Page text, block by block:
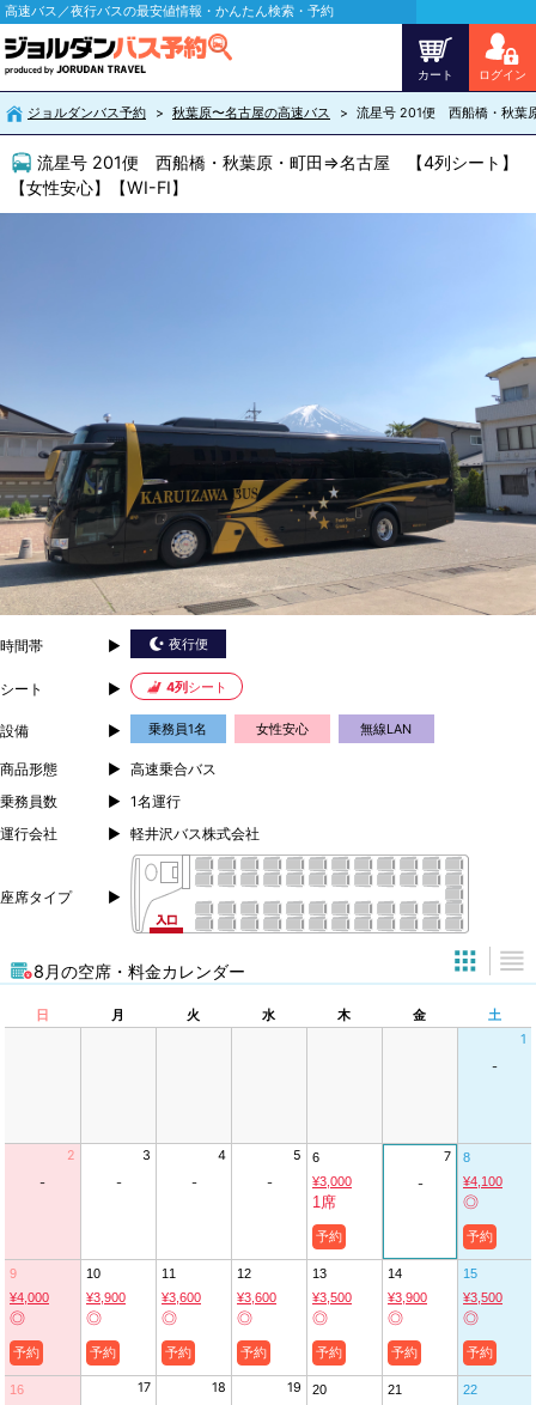
高速バス／夜行バスの最安値情報・かんたん検索・予約
カート ログイン
ジョルダンバス予約 秋葉原〜名古屋の高速バス 流星号 201便 西船橋・秋葉
流星号 201便 西船橋・秋葉原・町田⇒名古屋 【4列シート】
【女性安心】【WI-FI】
時間帯 夜行便
シート 4列 シート
設備 乗務員1名 女性安心 無線LAN
商品形態
高速乗合バス
乗務員数
1名運行
運行会社
軽井沢バス株式会社
座席タイプ
8月の空席・料金カレンダー
日 月 火 水 木 金
土
1
-
2
-
3
-
4
-
5
-
6
¥3,000
1席
予約
7
-
8
¥4,100
◎
予約
9
¥4,000
◎
予約
10
¥3,900
◎
予約
11
¥3,600
◎
予約
12
¥3,600
◎
予約
13
¥3,500
◎
予約
14
¥3,900
◎
予約
15
¥3,500
◎
予約
16
17
18
19
20
21
22